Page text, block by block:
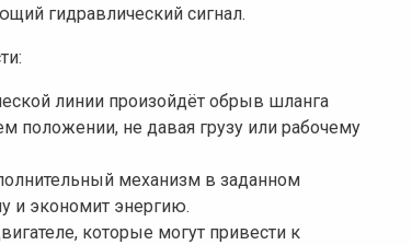
гидравлический сигнал.
линии произойдёт обрыв шланга
положении, не давая грузу или рабочему
механизм в заданном
и экономит энергию.
которые могут привести к